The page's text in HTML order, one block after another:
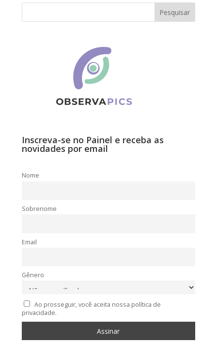
Inscreva-se no Painel e receba as
novidades por email
Nome
Sobrenome
Email
Gênero
Ao prosseguir, você aceita nossa política de
privacidade.